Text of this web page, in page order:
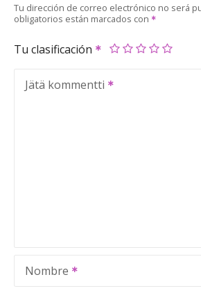
Tu dirección de correo electrónico no será
obligatorios están marcados con
Tu clasificación
Jätä kommentti
Nombre